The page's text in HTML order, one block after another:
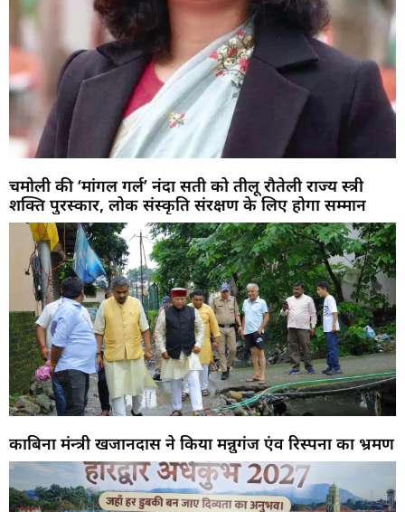
चमोली की ‘मांगल गर्ल’ नंदा सती को तीलू रौतेली राज्य स्त्री
शक्ति पुरस्कार, लोक संस्कृति संरक्षण के लिए होगा सम्मान
काबिना मंन्त्री खजानदास ने किया मन्नुगंज एंव रिस्पना का भ्रमण